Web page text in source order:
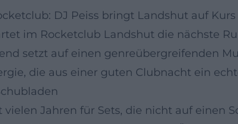
DJ Peiss bringt Landshut auf Kurs
im Rocketclub Landshut die nächste
setzt auf einen genreübergreifenden
die aus einer guten Clubnacht ein
vielen Jahren für Sets, die nicht auf einen